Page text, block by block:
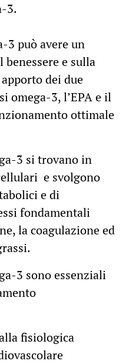
3.
3 può avere un
e sulla
dei due
omega-3, l’EPA e il
ottimale
3 si trovano in
e svolgono
e di
fondamentali
la coagulazione ed
3 sono essenziali
fisiologica